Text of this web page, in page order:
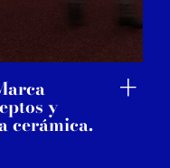
y
cerámica.